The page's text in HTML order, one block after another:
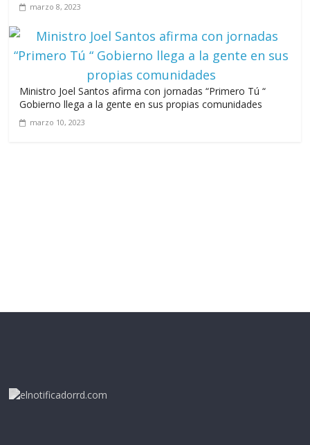
marzo 8, 2023
Ministro Joel Santos afirma con jornadas “Primero Tú “
Gobierno llega a la gente en sus propias comunidades
marzo 10, 2023